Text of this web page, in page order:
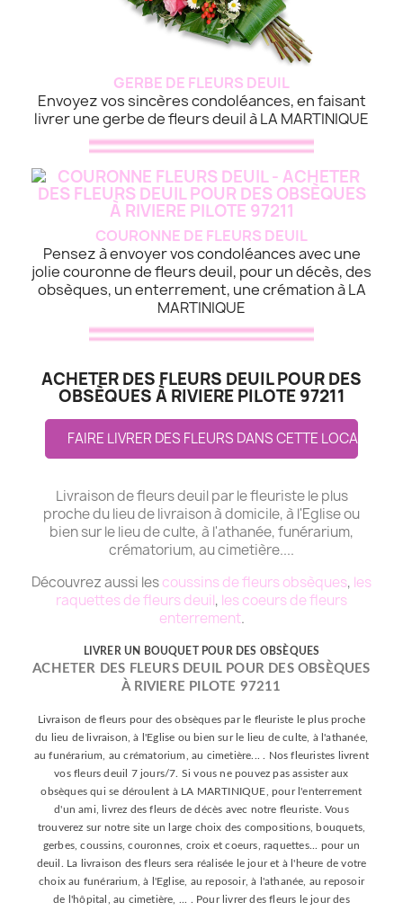
GERBE DE FLEURS DEUIL
Envoyez vos sincères condoléances, en faisant
livrer une gerbe de fleurs deuil à LA MARTINIQUE
COURONNE DE FLEURS DEUIL
Pensez à envoyer vos condoléances avec une
jolie couronne de fleurs deuil, pour un décès, des
obsèques, un enterrement, une crémation à LA
MARTINIQUE
ACHETER DES FLEURS DEUIL POUR DES
OBSÈQUES À RIVIERE PILOTE 97211
FAIRE LIVRER DES FLEURS DANS CETTE LOCALITE
Livraison de fleurs deuil par le fleuriste le plus
proche du lieu de livraison à domicile, à l'Eglise ou
bien sur le lieu de culte, à l'athanée, funérarium,
crématorium, au cimetière....
Découvrez aussi lescoussins de fleurs obsèques, les
raquettes de fleurs deuil, les coeurs de fleurs
enterrement.
LIVRER UN BOUQUET POUR DES OBSÈQUES
ACHETER DES FLEURS DEUIL POUR DES OBSÈQUES
À RIVIERE PILOTE 97211
Livraison de fleurs pour des obsèques par le fleuriste le plus proche
du lieu de livraison, à l'Eglise ou bien sur le lieu de culte, à l'athanée,
au funérarium, au crématorium, au cimetière... . Nos fleuristes livrent
vos fleurs deuil 7 jours/7. Si vous ne pouvez pas assister aux
obsèques qui se déroulent à LA MARTINIQUE, pour l'enterrement
d'un ami, livrez des fleurs de décès avec notre fleuriste. Vous
trouverez sur notre site un large choix des compositions, bouquets,
gerbes, coussins, couronnes, croix et coeurs, raquettes... pour un
deuil. La livraison des fleurs sera réalisée le jour et à l'heure de votre
choix au funérarium, à l'Eglise, au reposoir, à l'athanée, au reposoir
de l'hôpital, au cimetière, ... . Pour livrer des fleurs le jour des